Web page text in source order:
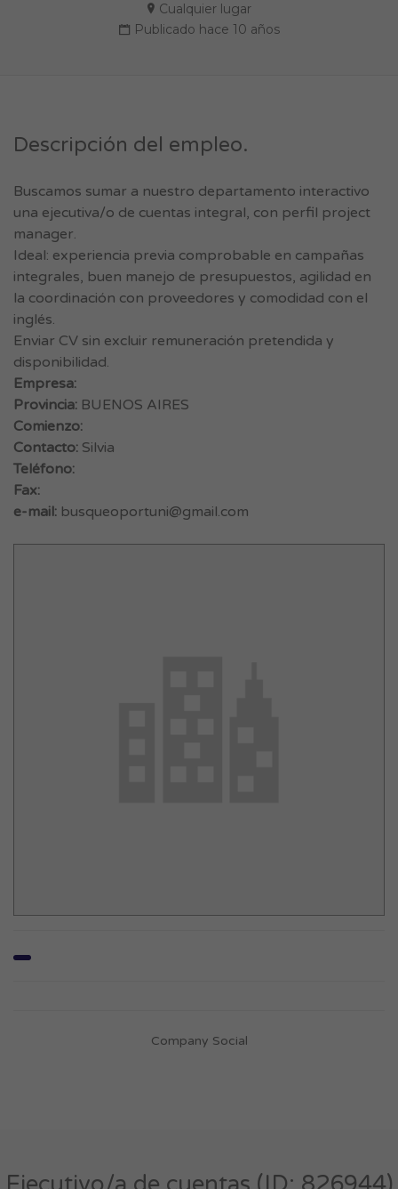
Cualquier lugar
Publicado hace 10 años
Descripción del empleo.
Buscamos sumar a nuestro departamento interactivo
una ejecutiva/o de cuentas integral, con perfil project
manager.
Ideal: experiencia previa comprobable en campañas
integrales, buen manejo de presupuestos, agilidad en
la coordinación con proveedores y comodidad con el
inglés.
Enviar CV sin excluir remuneración pretendida y
disponibilidad.
Empresa:
Provincia: BUENOS AIRES
Comienzo:
Contacto: Silvia
Teléfono:
Fax:
e-mail: busqueoportuni@gmail.com
Company Social